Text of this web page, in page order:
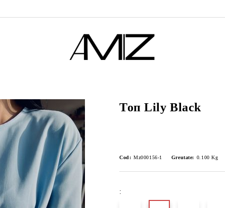
Топ Lily Black
Cod: Mz000156-1 Greutate: 0.100 Kg
: